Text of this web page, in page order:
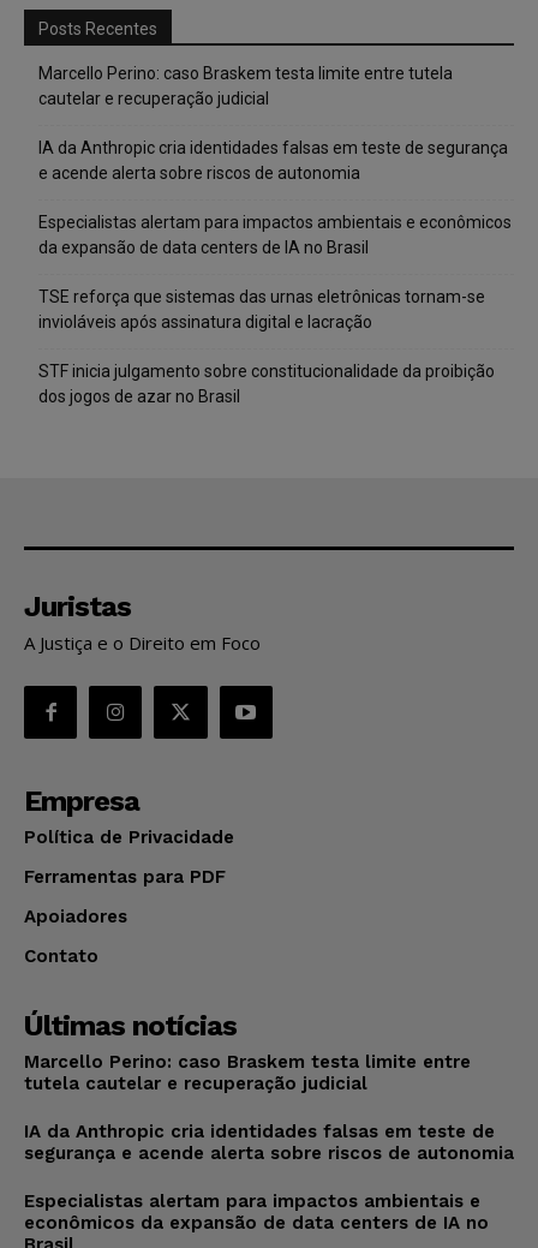
Posts Recentes
Marcello Perino: caso Braskem testa limite entre tutela
cautelar e recuperação judicial
IA da Anthropic cria identidades falsas em teste de segurança
e acende alerta sobre riscos de autonomia
Especialistas alertam para impactos ambientais e econômicos
da expansão de data centers de IA no Brasil
TSE reforça que sistemas das urnas eletrônicas tornam-se
invioláveis após assinatura digital e lacração
STF inicia julgamento sobre constitucionalidade da proibição
dos jogos de azar no Brasil
Juristas
A Justiça e o Direito em Foco
Empresa
Política de Privacidade
Ferramentas para PDF
Apoiadores
Contato
Últimas notícias
Marcello Perino: caso Braskem testa limite entre
tutela cautelar e recuperação judicial
IA da Anthropic cria identidades falsas em teste de
segurança e acende alerta sobre riscos de autonomia
Especialistas alertam para impactos ambientais e
econômicos da expansão de data centers de IA no